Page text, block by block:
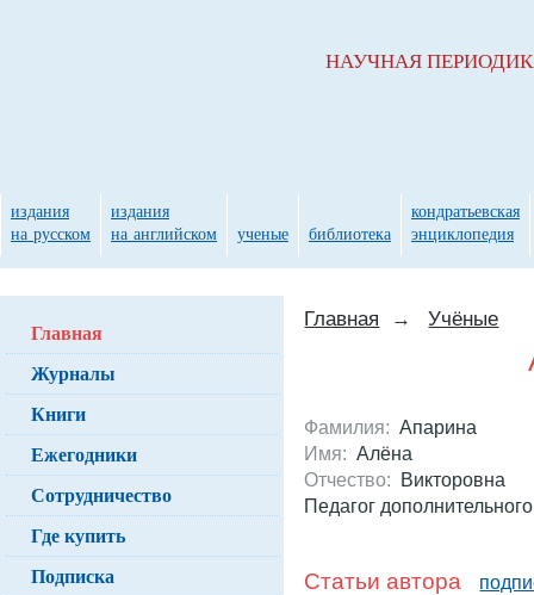
Главная → Учёные
Фамилия: Апарина
Имя: Алёна
Отчество: Викторовна
Педагог
Статьи автора
Главная
Журналы
Книги
Ежегодники
Сотрудничество
Где купить
Подписка
НАУЧНАЯ
издания
на русском
издания
на английском
ученые библиотека
кондратьевская
энциклопедия